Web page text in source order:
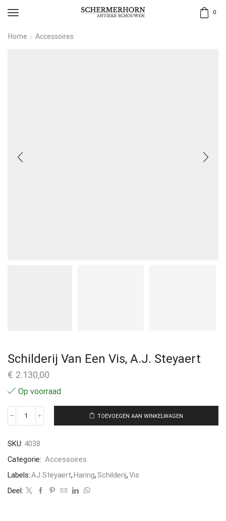
0
Home Accessoires
Schilderij Van Een Vis, A.J. Steyaert
€ 2.130,00
Op voorraad
TOEVOEGEN AAN WINKELWAGEN
SKU: 4038
Categorie: Accessoires
Labels:AJ Steyaert,Haring,Schilderij,Vis
Deel: